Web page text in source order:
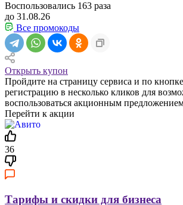
Воспользовались 163 раза
до 31.08.26
Все промокоды
Открыть купон
Пройдите на страницу сервиса и по
регистрацию в несколько кликов для
воспользоваться акционным
Перейти к акции
36
Тарифы и скидки для бизнеса